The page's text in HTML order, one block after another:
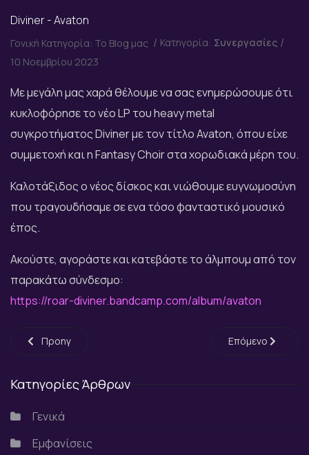
Diviner - Avaton
Γονική Κατηγορία: Το Blog μας Κατηγορία: Συνεργασίες
10 Νοεμβρίου 2023
Με μεγάλη μας χαρά θέλουμε να σας ενημερώσουμε ότι
κυκλοφόρησε το νέο LP του heavy metal
συγκροτήματος Diviner με τον τίτλο Avaton, όπου είχε
συμμετοχή και η Fantasy Choir στα χορωδιακά μέρη του.
Καλοτάξιδος ο νέος δίσκος και νιώθουμε ευγνωμοσύνη
που τραγουδήσαμε σε ενα τόσο φανταστικό μουσικό
έπος.
Ακούστε, αγοράστε και κατεβάστε το άλμπουμ από τον
παρακάτω σύνδεσμο:
https://roar-diviner.bandcamp.com/album/avaton
Προηγούμενο άρθρο: Captain Hawk - Ghosts Of The Sea
Προηγ Επόμενο άρθρο:
Επόμενο
Κατηγορίες Άρθρων
Γενικά
Εμφανίσεις